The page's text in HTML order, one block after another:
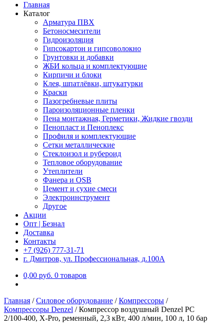
Главная
Каталог
Арматура ПВХ
Бетоносмесители
Гидроизоляция
Гипсокартон и гипсоволокно
Грунтовки и добавки
ЖБИ кольца и комплектующие
Кирпичи и блоки
Клея, шпатлёвки, штукатурки
Краски
Пазогребневые плиты
Пароизоляционные пленки
Пена монтажная, Герметики, Жидкие гвозди
Пенопласт и Пеноплекс
Профиля и комплектующие
Сетки металлические
Стеклоизол и рубероид
Тепловое оборудование
Утеплители
Фанера и OSB
Цемент и сухие смеси
Электроинструмент
Другое
Акции
Опт | Безнал
Доставка
Контакты
+7 (926) 777-31-71
г. Дмитров, ул. Профессиональная, д.100А
0,00 руб. 0 товаров
Главная /Силовое оборудование /Компрессоры /
Компрессоры Denzel /Компрессор воздушный Denzel PC
2/100-400, Х-Pro, ременный, 2,3 кВт, 400 л/мин, 100 л, 10 бар